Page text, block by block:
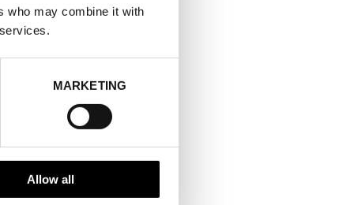
who may combine it with
MARKETING
Allow all